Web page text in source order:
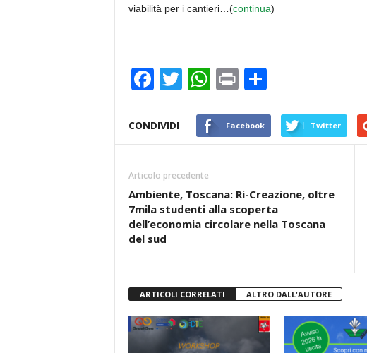
viabilità per i cantieri…(continua)
F
a
c
e
b
o
o
k
T
wi
er
W
h
at
s
p
p
Pr
in
t
o
n
di
di
CONDIVIDI Facebook Twitter
Articolo precedente
Ambiente, Toscana: Ri-Creazione, oltre
7mila studenti alla scoperta
dell’economia circolare nella Toscana
del sud
ARTICOLI CORRELATI ALTRO DALL'AUTORE